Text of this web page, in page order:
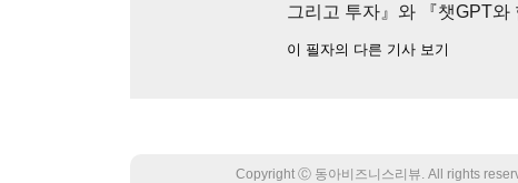
그리고 투자』와 『챗GPT
이 필자의 다른 기사 보기
Copyright Ⓒ 동아비즈니스리뷰. All rights